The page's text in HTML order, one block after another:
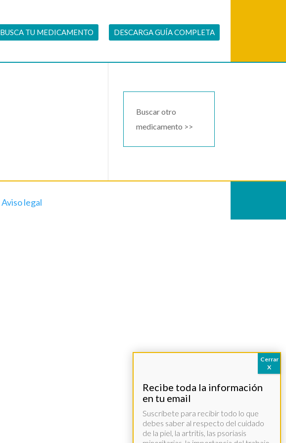
BUSCA TU MEDICAMENTO DESCARGA GUÍA COMPLETA
Buscar otro
medicamento >>
Aviso legal
Suscríbete para recibir todo lo que
debes saber al respecto del cuidado
de la piel, la artritis, las psoriasis